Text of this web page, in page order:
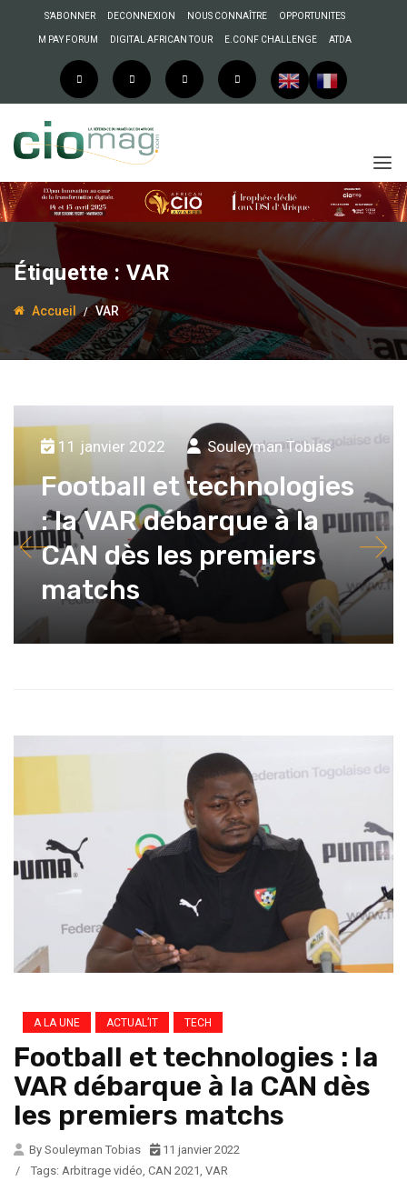
S’ABONNER DECONNEXION NOUS CONNAÎTRE OPPORTUNITES
M PAY FORUM DIGITAL AFRICAN TOUR E.CONF CHALLENGE ATDA
Étiquette : VAR
Accueil VAR
11 janvier 2022 Souleyman Tobias
Football et technologies
: la VAR débarque à la
CAN dès les premiers
matchs
A LA UNE ACTUAL’IT TECH
Football et technologies : la
VAR débarque à la CAN dès
les premiers matchs
By Souleyman Tobias
11 janvier 2022
/
Tags: Arbitrage vidéo CAN 2021 VAR